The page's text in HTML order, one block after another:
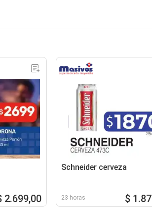
2.699,00
Schneider cerveza
23 horas $